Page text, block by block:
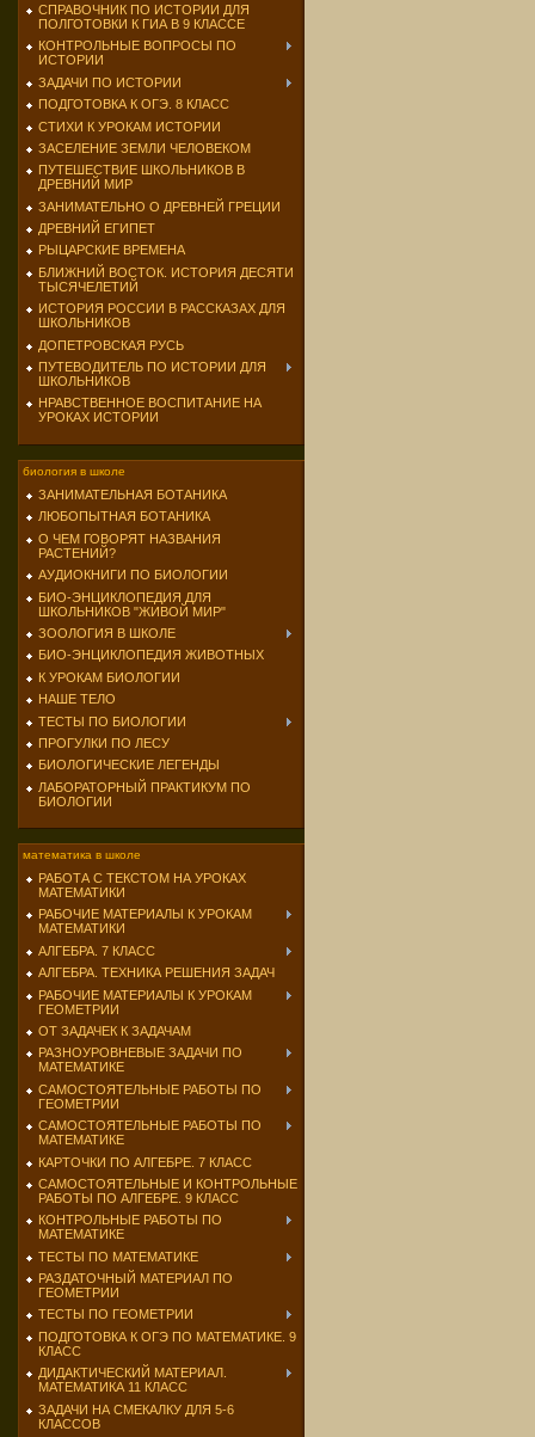
СПРАВОЧНИК ПО ИСТОРИИ ДЛЯ
ПОЛГОТОВКИ К ГИА В 9 КЛАССЕ
КОНТРОЛЬНЫЕ ВОПРОСЫ ПО
ИСТОРИИ
ЗАДАЧИ ПО ИСТОРИИ
ПОДГОТОВКА К ОГЭ. 8 КЛАСС
СТИХИ К УРОКАМ ИСТОРИИ
ЗАСЕЛЕНИЕ ЗЕМЛИ ЧЕЛОВЕКОМ
ПУТЕШЕСТВИЕ ШКОЛЬНИКОВ В
ДРЕВНИЙ МИР
ЗАНИМАТЕЛЬНО О ДРЕВНЕЙ ГРЕЦИИ
ДРЕВНИЙ ЕГИПЕТ
РЫЦАРСКИЕ ВРЕМЕНА
БЛИЖНИЙ ВОСТОК. ИСТОРИЯ ДЕСЯТИ
ТЫСЯЧЕЛЕТИЙ
ИСТОРИЯ РОССИИ В РАССКАЗАХ ДЛЯ
ШКОЛЬНИКОВ
ДОПЕТРОВСКАЯ РУСЬ
ПУТЕВОДИТЕЛЬ ПО ИСТОРИИ ДЛЯ
ШКОЛЬНИКОВ
НРАВСТВЕННОЕ ВОСПИТАНИЕ НА
УРОКАХ ИСТОРИИ
биология в школе
ЗАНИМАТЕЛЬНАЯ БОТАНИКА
ЛЮБОПЫТНАЯ БОТАНИКА
О ЧЕМ ГОВОРЯТ НАЗВАНИЯ
РАСТЕНИЙ?
АУДИОКНИГИ ПО БИОЛОГИИ
БИО-ЭНЦИКЛОПЕДИЯ ДЛЯ
ШКОЛЬНИКОВ "ЖИВОЙ МИР"
ЗООЛОГИЯ В ШКОЛЕ
БИО-ЭНЦИКЛОПЕДИЯ ЖИВОТНЫХ
К УРОКАМ БИОЛОГИИ
НАШЕ ТЕЛО
ТЕСТЫ ПО БИОЛОГИИ
ПРОГУЛКИ ПО ЛЕСУ
БИОЛОГИЧЕСКИЕ ЛЕГЕНДЫ
ЛАБОРАТОРНЫЙ ПРАКТИКУМ ПО
БИОЛОГИИ
математика в школе
РАБОТА С ТЕКСТОМ НА УРОКАХ
МАТЕМАТИКИ
РАБОЧИЕ МАТЕРИАЛЫ К УРОКАМ
МАТЕМАТИКИ
АЛГЕБРА. 7 КЛАСС
АЛГЕБРА. ТЕХНИКА РЕШЕНИЯ ЗАДАЧ
РАБОЧИЕ МАТЕРИАЛЫ К УРОКАМ
ГЕОМЕТРИИ
ОТ ЗАДАЧЕК К ЗАДАЧАМ
РАЗНОУРОВНЕВЫЕ ЗАДАЧИ ПО
МАТЕМАТИКЕ
САМОСТОЯТЕЛЬНЫЕ РАБОТЫ ПО
ГЕОМЕТРИИ
САМОСТОЯТЕЛЬНЫЕ РАБОТЫ ПО
МАТЕМАТИКЕ
КАРТОЧКИ ПО АЛГЕБРЕ. 7 КЛАСС
САМОСТОЯТЕЛЬНЫЕ И КОНТРОЛЬНЫЕ
РАБОТЫ ПО АЛГЕБРЕ. 9 КЛАСС
КОНТРОЛЬНЫЕ РАБОТЫ ПО
МАТЕМАТИКЕ
ТЕСТЫ ПО МАТЕМАТИКЕ
РАЗДАТОЧНЫЙ МАТЕРИАЛ ПО
ГЕОМЕТРИИ
ТЕСТЫ ПО ГЕОМЕТРИИ
ПОДГОТОВКА К ОГЭ ПО МАТЕМАТИКЕ. 9
КЛАСС
ДИДАКТИЧЕСКИЙ МАТЕРИАЛ.
МАТЕМАТИКА 11 КЛАСС
ЗАДАЧИ НА СМЕКАЛКУ ДЛЯ 5-6
КЛАССОВ